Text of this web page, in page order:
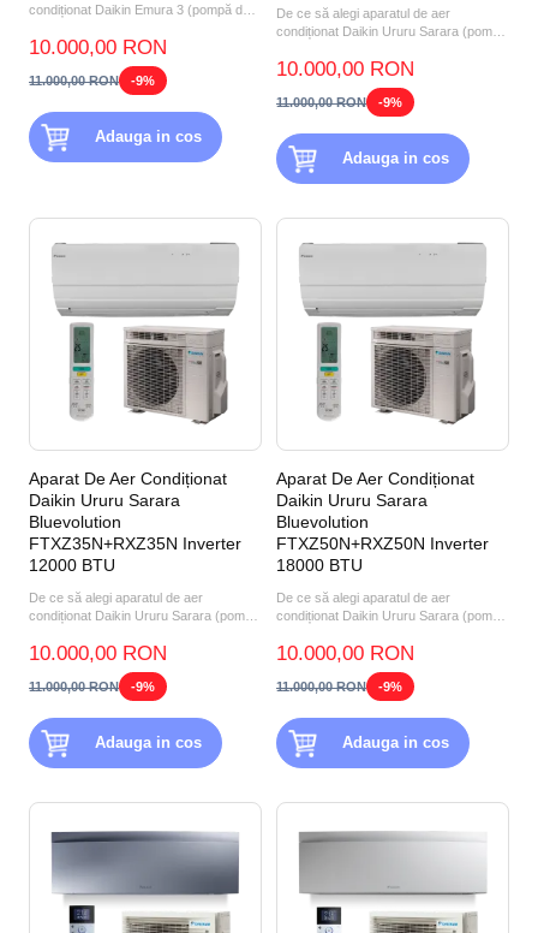
condiționat Daikin Emura 3 (pompă de
10.000,00 RON
11.000,00 RON -9%
Adauga in cos
De ce să alegi aparatul de aer
condiționat Daikin Ururu Sarara (pompă
10.000,00 RON
11.000,00 RON -9%
Adauga in cos
Aparat De Aer Condiționat
Daikin Ururu Sarara
Bluevolution
FTXZ35N+RXZ35N Inverter
12000 BTU
De ce să alegi aparatul de aer
condiționat Daikin Ururu Sarara (pompă
10.000,00 RON
11.000,00 RON -9%
Adauga in cos
Aparat De Aer Condiționat
Daikin Ururu Sarara
Bluevolution
FTXZ50N+RXZ50N Inverter
18000 BTU
De ce să alegi aparatul de aer
condiționat Daikin Ururu Sarara (pompă
10.000,00 RON
11.000,00 RON -9%
Adauga in cos